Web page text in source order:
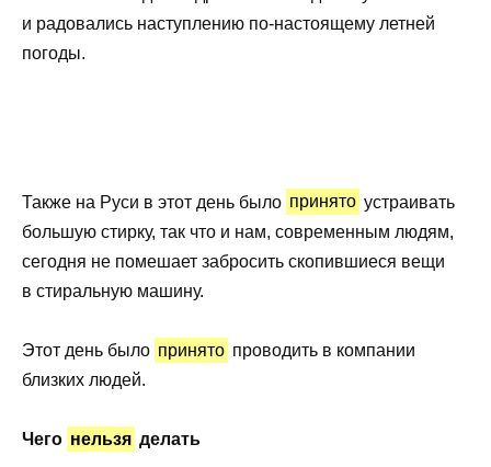
и радовались наступлению по-настоящему летней
погоды.
Также на Руси в этот день было принято устраивать
большую стирку, так что и нам, современным людям,
сегодня не помешает забросить скопившиеся вещи
в стиральную машину.
Этот день было принято проводить в компании
близких людей.
Чего нельзя делать